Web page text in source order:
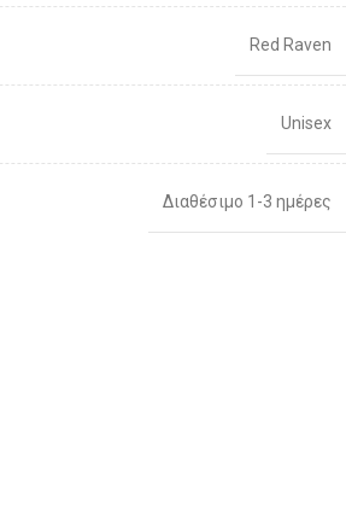
Red Raven
Unisex
Διαθέσιμο 1-3 ημέρες